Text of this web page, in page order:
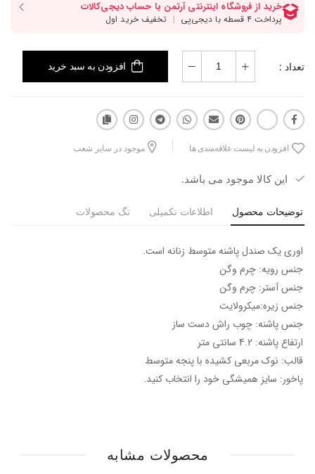
تعداد : افزودن به سبد خرید
افزودن به لیست علاقه‌مندی ها موجود در سایر شعب
این کالا موجود می باشد.
توضیحات محصول اطلاعات تکمیلی تگ محصولات
اوری یک صندل پاشنه متوسط زنانه است.
جنس رویه: چرم وگن
جنس آستر: چرم وگن
جنس زیره:میکرولایت
جنس پاشنه: چوب راش دست ساز
ارتفاع پاشنه: 4.2 سانتی متر
قالب: نوک مربعی کشیده با پنجه متوسط
پاخور: سایز همیشگی خود را انتخاب کنید.
محصولات مشابه